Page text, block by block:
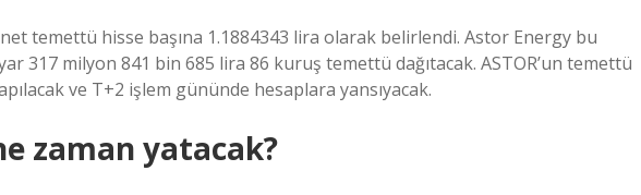
net temettü hisse başına 1.1884343 lira olarak belirlendi. Astor Energy bu
317 milyon 841 bin 685 lira 86 kuruş temettü dağıtacak. ASTOR’un temettü
ve T+2 işlem gününde hesaplara yansıyacak.
zaman yatacak?